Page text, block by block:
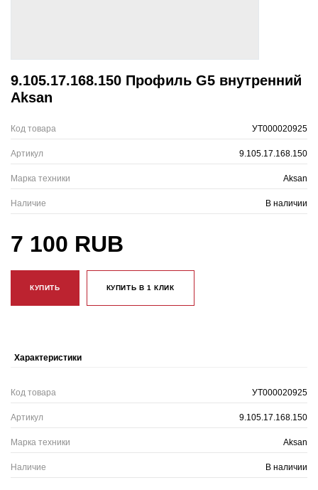
9.105.17.168.150 Профиль G5 внутренний
Aksan
Код товара УТ000020925
Артикул 9.105.17.168.150
Марка техники Aksan
Наличие В наличии
7 100 RUB
КУПИТЬ КУПИТЬ В 1 КЛИК
Характеристики
Код товара УТ000020925
Артикул 9.105.17.168.150
Марка техники Aksan
Наличие В наличии